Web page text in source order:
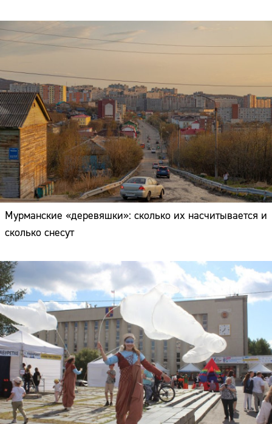
Мурманские «деревяшки»: сколько их насчитывается и
сколько снесут